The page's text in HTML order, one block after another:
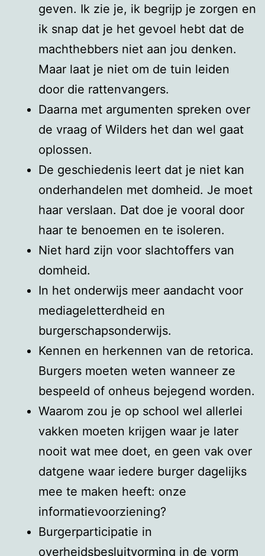
geven. Ik zie je, ik begrijp je zorgen en
ik snap dat je het gevoel hebt dat de
machthebbers niet aan jou denken.
Maar laat je niet om de tuin leiden
door die rattenvangers.
Daarna met argumenten spreken over
de vraag of Wilders het dan wel gaat
oplossen.
De geschiedenis leert dat je niet kan
onderhandelen met domheid. Je moet
haar verslaan. Dat doe je vooral door
haar te benoemen en te isoleren.
Niet hard zijn voor slachtoffers van
domheid.
In het onderwijs meer aandacht voor
mediageletterdheid en
burgerschapsonderwijs.
Kennen en herkennen van de retorica.
Burgers moeten weten wanneer ze
bespeeld of onheus bejegend worden.
Waarom zou je op school wel allerlei
vakken moeten krijgen waar je later
nooit wat mee doet, en geen vak over
datgene waar iedere burger dagelijks
mee te maken heeft: onze
informatievoorziening?
Burgerparticipatie in
overheidsbesluitvorming in de vorm